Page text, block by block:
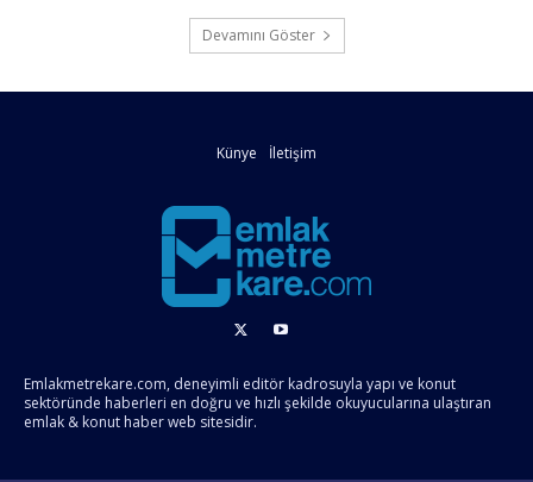
Devamını Göster
Künye İletişim
Emlakmetrekare.com, deneyimli editör kadrosuyla yapı ve konut
sektöründe haberleri en doğru ve hızlı şekilde okuyucularına ulaştıran
emlak & konut haber web sitesidir.